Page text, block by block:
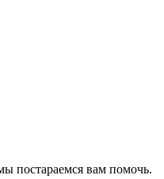
постараемся вам помочь.